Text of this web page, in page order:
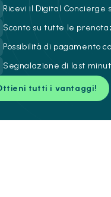
Ricevi il Digital Concierge
Sconto su tutte le
Possibilità di pagamento
Segnalazione di last
tutti i vantaggi!